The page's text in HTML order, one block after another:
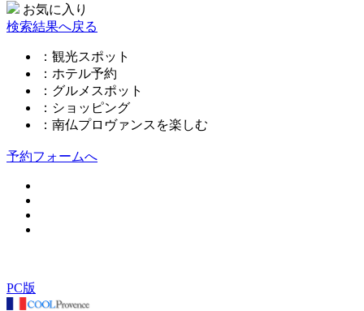
お気に入り
検索結果へ戻る
：観光スポット
：ホテル予約
：グルメスポット
：ショッピング
：南仏プロヴァンスを楽しむ
予約フォームへ
PC版